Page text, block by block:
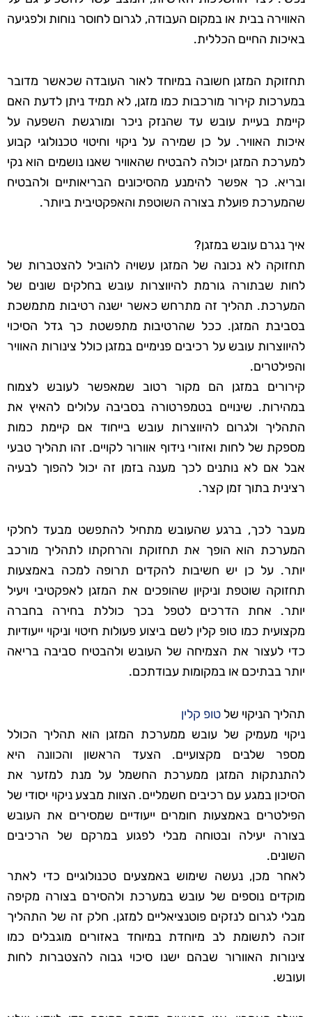
האווירה בבית או במקום העבודה, לגרום לחוסר נוחות ולפגיעה
באיכות החיים הכללית.
תחזוקת המזגן חשובה במיוחד לאור העובדה שכאשר מדובר
במערכות קירור מורכבות כמו מזגן, לא תמיד ניתן לדעת האם
קיימת בעיית עובש עד שהנזק ניכר ומורגשת השפעה על
איכות האוויר. על כן שמירה על ניקוי וחיטוי טכנולוגי קבוע
למערכת המזגן יכולה להבטיח שהאוויר שאנו נושמים הוא נקי
ובריא. כך אפשר להימנע מהסיכונים הבריאותיים ולהבטיח
שהמערכת פועלת בצורה השוטפת והאפקטיבית ביותר.
איך נגרם עובש במזגן?
תחזוקה לא נכונה של המזגן עשויה להוביל להצטברות של
לחות שבתורה גורמת להיווצרות עובש בחלקים שונים של
המערכת. תהליך זה מתרחש כאשר ישנה רטיבות מתמשכת
בסביבת המזגן. ככל שהרטיבות מתפשטת כך גדל הסיכוי
להיווצרות עובש על רכיבים פנימיים במזגן כולל צינורות האוויר
והפילטרים.
קירורים במזגן הם מקור רטוב שמאפשר לעובש לצמוח
במהירות. שינויים בטמפרטורה בסביבה עלולים להאיץ את
התהליך ולגרום להיווצרות עובש בייחוד אם קיימת כמות
מספקת של לחות ואזורי נידוף אוורור לקויים. זהו תהליך טבעי
אבל אם לא נותנים לכך מענה בזמן זה יכול להפוך לבעיה
רצינית בתוך זמן קצר.
מעבר לכך, ברגע שהעובש מתחיל להתפשט מבעד לחלקי
המערכת הוא הופך את תחזוקת והרחקתו לתהליך מורכב
יותר. על כן יש חשיבות להקדים תרופה למכה באמצעות
תחזוקה שוטפת וניקיון שהופכים את המזגן לאפקטיבי ויעיל
יותר. אחת הדרכים לטפל בכך כוללת בחירה בחברה
מקצועית כמו טופ קלין לשם ביצוע פעולות חיטוי וניקוי ייעודיות
כדי לעצור את הצמיחה של העובש ולהבטיח סביבה בריאה
יותר בבתיכם או במקומות עבודתכם.
תהליך הניקוי של טופ קלין
ניקוי מעמיק של עובש ממערכת המזגן הוא תהליך הכולל
מספר שלבים מקצועיים. הצעד הראשון והכוונה היא
להתנתקות המזגן ממערכת החשמל על מנת למזער את
הסיכון במגע עם רכיבים חשמליים. הצוות מבצע ניקוי יסודי של
הפילטרים באמצעות חומרים ייעודיים שמסירים את העובש
בצורה יעילה ובטוחה מבלי לפגוע במרקם של הרכיבים
השונים.
לאחר מכן, נעשה שימוש באמצעים טכנולוגיים כדי לאתר
מוקדים נוספים של עובש במערכת ולהסירם בצורה מקיפה
מבלי לגרום לנזקים פוטנציאליים למזגן. חלק זה של התהליך
זוכה לתשומת לב מיוחדת במיוחד באזורים מוגבלים כמו
צינורות האוורור שבהם ישנו סיכוי גבוה להצטברות לחות
ועובש.